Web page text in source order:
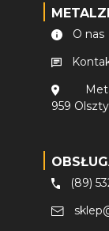
O nas
959
(89)